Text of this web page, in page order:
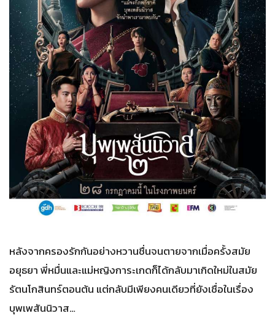
หลังจากครองรักกันอย่างหวานชื่นจนตายจากเมื่อครั้งสมัย
อยุธยา พี่หมื่นและแม่หญิงการะเกดก็ได้กลับมาเกิดใหม่ในสมัย
รัตนโกสินทร์ตอนต้น แต่กลับมีเพียงคนเดียวที่ยังเชื่อในเรื่อง
บุพเพสันนิวาส…